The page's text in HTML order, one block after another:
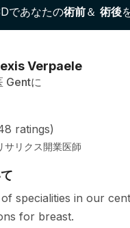
ションプラン
ー
であなたの術前＆ 術後
Verpaele
Gentに
ratings)
サリクス開業医師
specialities in our
for breast.